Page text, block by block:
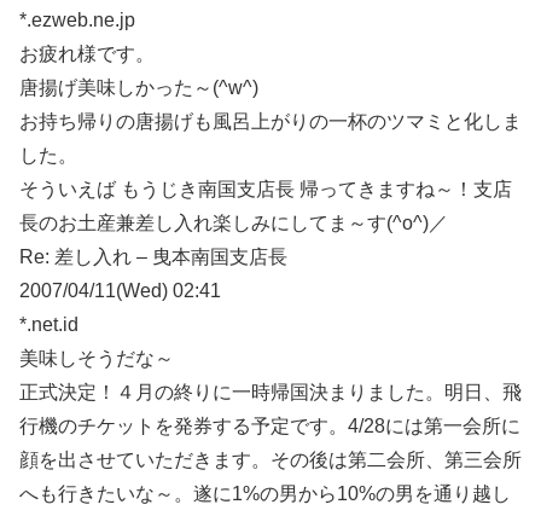
*.ezweb.ne.jp
お疲れ様です。
唐揚げ美味しかった～(^w^)
お持ち帰りの唐揚げも風呂上がりの一杯のツマミと化しま
した。
そういえば もうじき南国支店長 帰ってきますね～！支店
長のお土産兼差し入れ楽しみにしてま～す(^o^)／
Re: 差し入れ – 曳本南国支店長
2007/04/11(Wed) 02:41
*.net.id
美味しそうだな～
正式決定！４月の終りに一時帰国決まりました。明日、飛
行機のチケットを発券する予定です。4/28には第一会所に
顔を出させていただきます。その後は第二会所、第三会所
へも行きたいな～。遂に1%の男から10%の男を通り越し